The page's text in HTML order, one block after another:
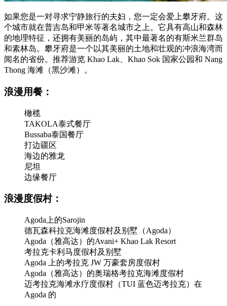
如果您是一对寻求宁静旅行的夫妇，您一定会爱上攀牙府。这
个城市就在普吉岛和甲米等著名城市之上。它具有高山和森林
的地理特征，还拥有美丽的岛屿，其中最著名的有斯米兰群岛
和素林岛。攀牙府是一个以其美丽的土地和壮观的冲浪海湾而
闻名的省份。推荐游览 Khao Lak、Khao Sok 国家公园和 Nang
Thong 海滩（黑沙滩）。
浪漫用餐：
橄榄
TAKOLA泰式餐厅
Bussaba泰国餐厅
打边疆区
海边的雅龙
尼坦
边缘餐厅
浪漫度假村：
Agoda上的Sarojin
德瓦森科拉克海滩度假村及别墅（Agoda）
Agoda（雅高达）的Avani+ Khao Lak Resort
考拉克卡利马度假村及别墅
Agoda 上的考拉克 JW 万豪套房度假村
Agoda（雅高达）的奥瑞格考拉克海滩度假村
迈考拉克海滩水疗度假村（TUI 蓝色迈考拉克）在
Agoda 的